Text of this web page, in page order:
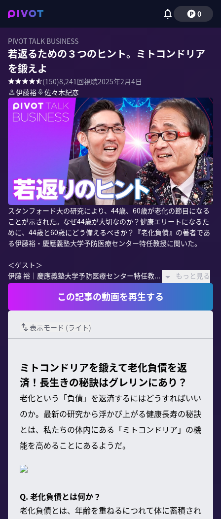
0
PIVOT TALK BUSINESS
若返るための３つのヒント。ミトコンドリア
を鍛えよ
(150)8,241回視聴2025年2月4日
伊藤裕
佐々木紀彦
スタンフォード大の研究により、44歳、60歳が老化の節目になる
ことが示された。なぜ44歳が大切なのか？健康エリートになるた
めに、44歳と60歳にどう備えるべきか？『老化負債』の著者であ
る伊藤裕・慶應義塾大学予防医療センター特任教授に聞いた。
＜ゲスト＞
伊藤 裕｜慶應義塾大学予防医療センター特任教...
もっと見る
この記事の動画を再生する
表示モード (ライト)
ミトコンドリアを鍛えて老化負債を返
済！長生きの秘訣はグレリンにあり？
老化という「負債」を返済するにはどうすればいい
のか。最新の研究から浮かび上がる健康長寿の秘訣
とは、私たちの体内にある「ミトコンドリア」の機
能を高めることにあるようだ。
Q. 老化負債とは何か？
老化負債とは、年齢を重ねるにつれて体に蓄積され